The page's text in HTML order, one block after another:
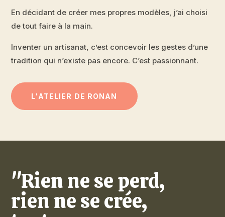
En décidant de créer mes propres modèles, j’ai choisi
de tout faire à la main.
Inventer un artisanat, c’est concevoir les gestes d’une
tradition qui n’existe pas encore. C’est passionnant.
L'ATELIER DE RONAN
"Rien ne se perd,
rien ne se crée,